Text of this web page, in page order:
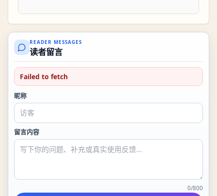
READER MESSAGES
读者留言
Failed to fetch
昵称
留言内容
0/800